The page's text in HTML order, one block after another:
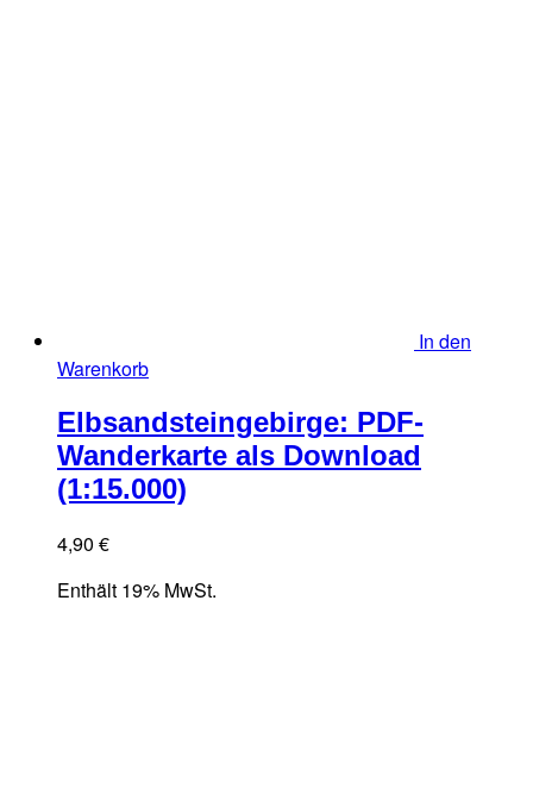
In den
Warenkorb
Elbsandsteingebirge: PDF-
Wanderkarte als Download
(1:15.000)
4,90 €
Enthält 19% MwSt.